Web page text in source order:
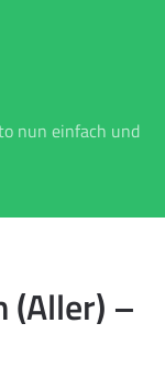
nun einfach und
(Aller) –